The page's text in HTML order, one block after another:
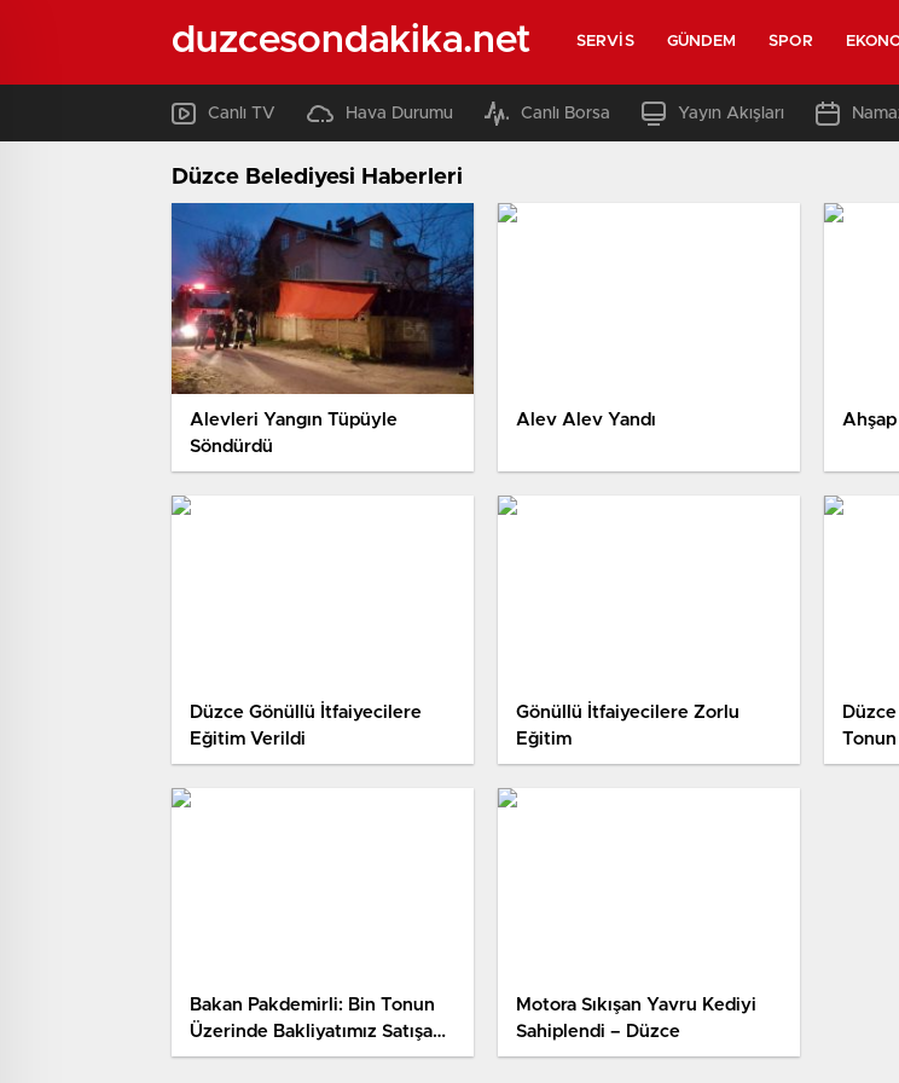
duzcesondakika.net SERVIS GÜNDEM SPOR
Canlı TV Hava Durumu Canlı Borsa Yayın Akışları
Düzce Belediyesi Haberleri
Alevleri Yangın Tüpüyle
Söndürdü
Alev Alev Yandı
Düzce Gönüllü İtfaiyecilere
Eğitim Verildi
Gönüllü İtfaiyecilere Zorlu
Eğitim
Tonun
Satışa
Bakan Pakdemirli: Bin Tonun
Üzerinde Bakliyatımız Satışa
Hazır (3)
Motora Sıkışan Yavru Kediyi
Sahiplendi – Düzce